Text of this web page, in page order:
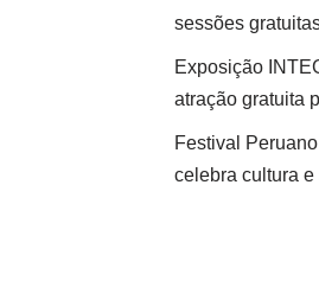
sessões
Exposição
atração gratuita
Festival
celebra cultura e